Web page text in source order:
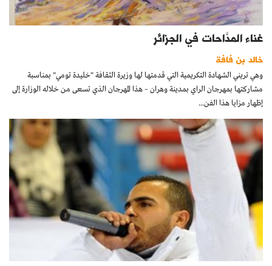
غناء المدَّاحات في الجزائر
خالد بن فافة
وهي تريني الشهادة التكريمية التي قدمتها لها وزيرة الثقافة "خليدة تومي" بمناسبة
مشاركتها بمهرجان الراي بمدينة وهران – هذا المهرجان الذي تسعى من خلاله الوزارة إلى
إظهار مزايا هذا الفن...